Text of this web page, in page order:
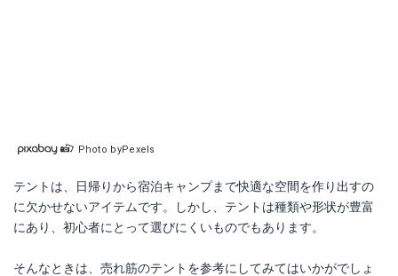
Photo byPexels
テントは、日帰りから宿泊キャンプまで快適な空間を作り出すの
に欠かせないアイテムです。しかし、テントは種類や形状が豊富
にあり、初心者にとって選びにくいものでもあります。
そんなときは、売れ筋のテントを参考にしてみてはいかがでしょ